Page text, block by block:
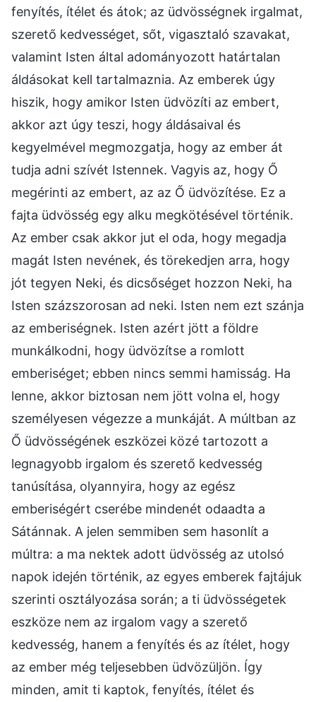
fenyítés, ítélet és átok; az üdvösségnek irgalmat,
szerető kedvességet, sőt, vigasztaló szavakat,
valamint Isten által adományozott határtalan
áldásokat kell tartalmaznia. Az emberek úgy
hiszik, hogy amikor Isten üdvözíti az embert,
akkor azt úgy teszi, hogy áldásaival és
kegyelmével megmozgatja, hogy az ember át
tudja adni szívét Istennek. Vagyis az, hogy Ő
megérinti az embert, az az Ő üdvözítése. Ez a
fajta üdvösség egy alku megkötésével történik.
Az ember csak akkor jut el oda, hogy megadja
magát Isten nevének, és törekedjen arra, hogy
jót tegyen Neki, és dicsőséget hozzon Neki, ha
Isten százszorosan ad neki. Isten nem ezt szánja
az emberiségnek. Isten azért jött a földre
munkálkodni, hogy üdvözítse a romlott
emberiséget; ebben nincs semmi hamisság. Ha
lenne, akkor biztosan nem jött volna el, hogy
személyesen végezze a munkáját. A múltban az
Ő üdvösségének eszközei közé tartozott a
legnagyobb irgalom és szerető kedvesség
tanúsítása, olyannyira, hogy az egész
emberiségért cserébe mindenét odaadta a
Sátánnak. A jelen semmiben sem hasonlít a
múltra: a ma nektek adott üdvösség az utolsó
napok idején történik, az egyes emberek fajtájuk
szerinti osztályozása során; a ti üdvösségetek
eszköze nem az irgalom vagy a szerető
kedvesség, hanem a fenyítés és az ítélet, hogy
az ember még teljesebben üdvözüljön. Így
minden, amit ti kaptok, fenyítés, ítélet és